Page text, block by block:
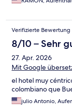
Verifizierte Bewertung
8/10 – Sehr
27. Apr. 2026
Mit Google
el hotel muy
colombiano que
julio Antonio,